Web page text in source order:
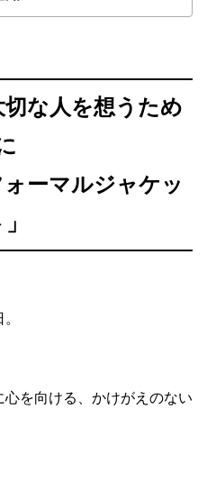
な人を想うため
ーマルジャケッ
を向ける、かけがえのない